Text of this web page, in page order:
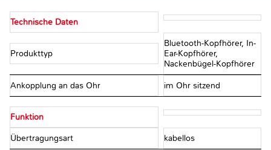
Technische Daten
Produkttyp
Bluetooth-Kopfhörer, In-
Ear-Kopfhörer,
Nackenbügel-Kopfhörer
Ankopplung an das Ohr im Ohr sitzend
Funktion
Übertragungsart kabellos